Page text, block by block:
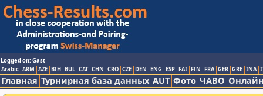
Logged on: Gast
Arabic ARM AZE BIH BUL CAT CHN CRO CZE DEN ENG ESP FAI FIN FRA GER GRE INA
Главная Турнирная база данных AUT Фото ЧАВО